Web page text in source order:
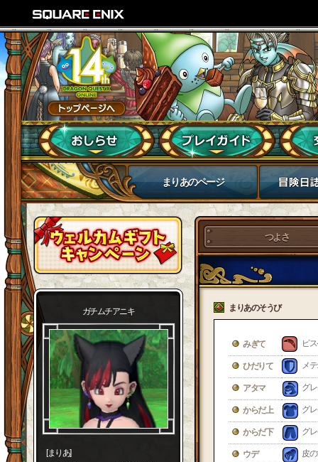
まりあのページ
ガチムチアニキ
[まりあ]
つよさ
まりあのそうび
みぎて ピ
ひだりて メ
アタマ グ
からだ上 グ
からだ下 グ
ウデ 皮